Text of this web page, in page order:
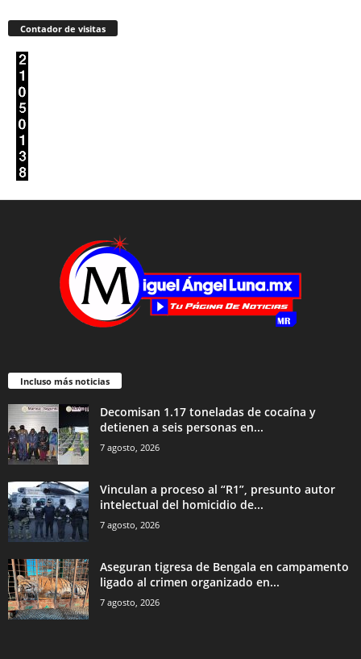
Contador de visitas
Incluso más noticias
Decomisan 1.17 toneladas de cocaína y
detienen a seis personas en...
7 agosto, 2026
Vinculan a proceso al “R1”, presunto autor
intelectual del homicidio de...
7 agosto, 2026
Aseguran tigresa de Bengala en campamento
ligado al crimen organizado en...
7 agosto, 2026